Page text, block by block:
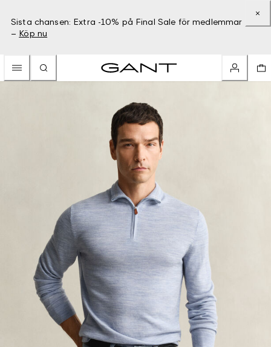
Sista chansen: Extra -10% på Final Sale för medlemmar
– Köp nu